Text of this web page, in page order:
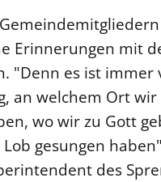
Erinnerungen mit
"Denn es ist immer
an welchem Ort
wo wir zu Gott
gesungen
des
& ARCHIV